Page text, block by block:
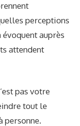
perceptions
auprès
attendent
pas votre
tout le
personne.